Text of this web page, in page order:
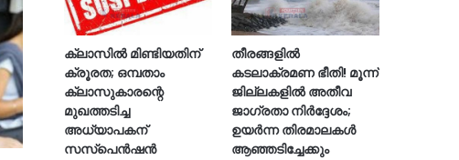
ക്ലാസിൽ മിണ്ടിയതിന്
ക്രൂരത; ഒമ്പതാം
ക്ലാസുകാരന്റെ
മുഖത്തടിച്ച
അധ്യാപകന്
സസ്പെൻഷൻ
തീരങ്ങളില്‍
കടലാക്രമണ ഭീതി! മൂന്ന്
ജില്ലകളിൽ അതീവ
ജാഗ്രതാ നിർദ്ദേശം;
ഉയർന്ന തിരമാലകൾ
ആഞ്ഞടിച്ചേക്കും